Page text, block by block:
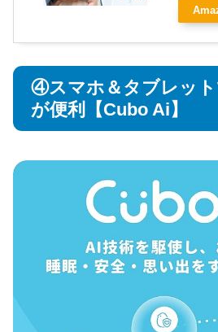
④スマホ＆タブレッ
が便利【Cubo Ai】